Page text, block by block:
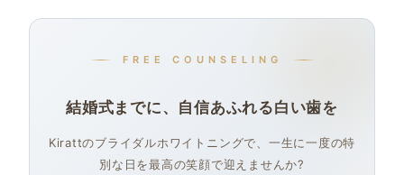
FREE COUNSELING
結婚式までに、自信あふれる白い歯を
Kirattのブライダルホワイトニングで、一生に一度の特
別な日を最高の笑顔で迎えませんか?